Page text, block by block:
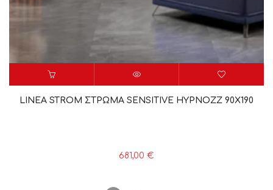
LINEA STROM ΣΤΡΩΜΑ SENSITIVE HYPNOZZ 90X190
681,00 €